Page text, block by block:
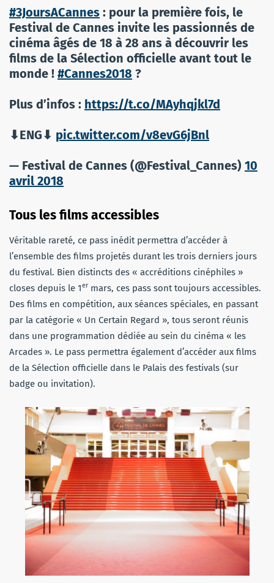
#3JoursACannes : pour la première fois, le
Festival de Cannes invite les passionnés de
cinéma âgés de 18 à 28 ans à découvrir les
films de la Sélection officielle avant tout le
monde ! #Cannes2018 ?
Plus d’infos : https://t.co/MAyhqjkl7d
⬇ENG⬇ pic.twitter.com/v8evG6jBnl
— Festival de Cannes (@Festival_Cannes) 10
avril 2018
Tous les films accessibles
Véritable rareté, ce pass inédit permettra d’accéder à
l’ensemble des films projetés durant les trois derniers jours
du festival. Bien distincts des « accréditions cinéphiles »
closes depuis le 1ermars, ces pass sont toujours accessibles.
Des films en compétition, aux séances spéciales, en passant
par la catégorie « Un Certain Regard », tous seront réunis
dans une programmation dédiée au sein du cinéma « les
Arcades ». Le pass permettra également d’accéder aux films
de la Sélection officielle dans le Palais des festivals (sur
badge ou invitation).